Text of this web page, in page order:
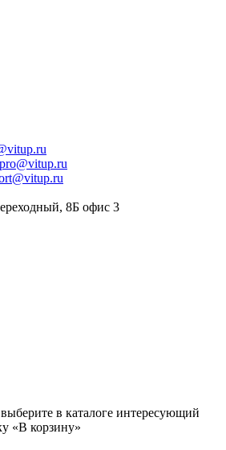
pro@vitup.ru
8Б офис 3
в каталоге интересующий
«В корзину»